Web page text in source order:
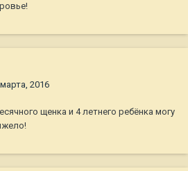
2016
щенка и 4 летнего ребёнка могу